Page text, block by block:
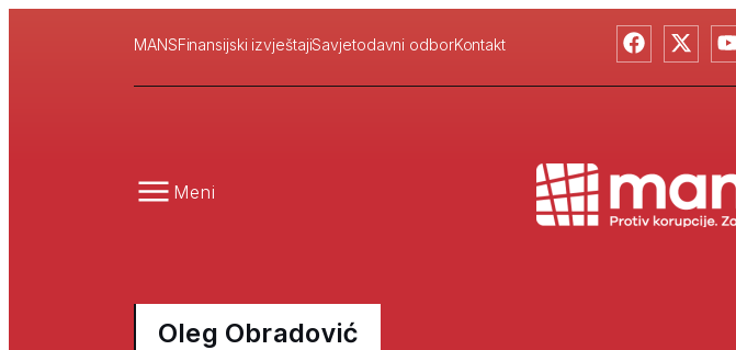
MANSFinansijski izvještajiSavjetodavni odborKontakt
Meni
Oleg Obradović